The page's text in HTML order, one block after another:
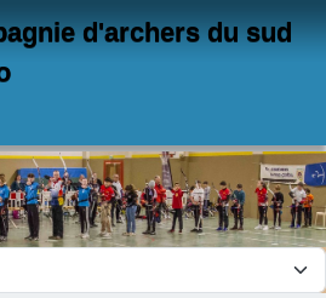
d'archers du sud